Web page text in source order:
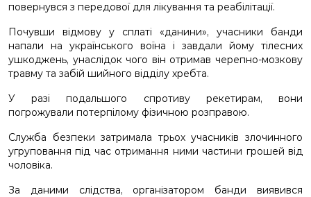
повернувся з передової для лікування та реабілітації.
Почувши відмову у сплаті «данини», учасники банди
напали на українського воїна і завдали йому тілесних
ушкоджень, унаслідок чого він отримав черепно-мозкову
травму та забій шийного відділу хребта.
У разі подальшого спротиву рекетирам, вони
погрожували потерпілому фізичною розправою.
Служба безпеки затримала трьох учасників злочинного
угруповання під час отримання ними частини грошей від
чоловіка.
За даними слідства, організатором банди виявився